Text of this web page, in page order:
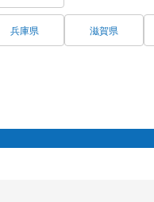
兵庫県 滋賀県